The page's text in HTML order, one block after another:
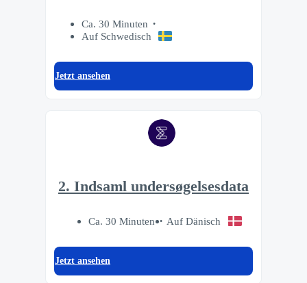
Ca. 30 Minuten
Auf Schwedisch
Jetzt ansehen
2. Indsaml undersøgelsesdata
Ca. 30 Minuten Auf Dänisch
Jetzt ansehen